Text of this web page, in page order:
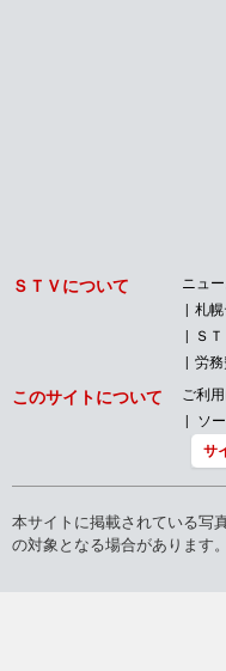
ＳＴＶについて ニュ
札
Ｓ
労
このサイトについて ご利
ソ
サ
本サイトに掲載されている写
の対象となる場合があります。